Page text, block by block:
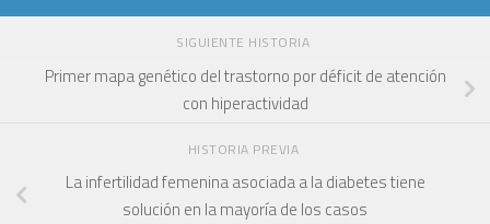
SIGUIENTE HISTORIA
Primer mapa genético del trastorno por déficit de atención
con hiperactividad
HISTORIA PREVIA
La infertilidad femenina asociada a la diabetes tiene
solución en la mayoría de los casos